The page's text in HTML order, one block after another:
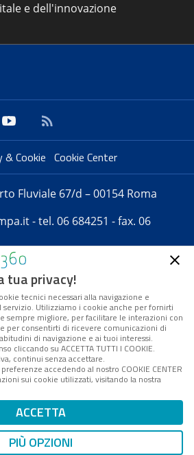
e dell'innovazione
& Cookie Cookie Center
Fluviale 67/d – 00154 Roma
- tel. 06 684251 - fax. 06
telematica iscritta
stampa del Tribunale di Roma -
2008 - Direttore resp. Michela
Stentella
soggetta a Direzione e
di Digital360 S.p.A. - FPA s.r.l.
per il sistema di management
IVA n. 10693191008 - R.E.A. Roma
ISP AWS
Mappa del sito
tua privacy!
tecnici necessari alla navigazione e
servizio. Utilizziamo i cookie anche per fornirti
sempre migliore, per facilitare le interazioni con
per consentirti di ricevere comunicazioni di
di navigazione e ai tuoi interessi.
cliccando su ACCETTA TUTTI I COOKIE.
continui senza accettare.
accedendo al nostro COOKIE CENTER
sui cookie utilizzati, visitando la nostra
ACCETTA
PIÙ OPZIONI